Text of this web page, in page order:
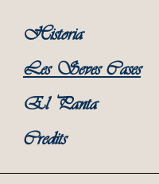
Historia
Les Seves Cases
El Panta
Credits